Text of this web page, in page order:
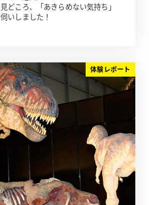
どころ、「あきらめない気持ち」
いしました！
体験レポート